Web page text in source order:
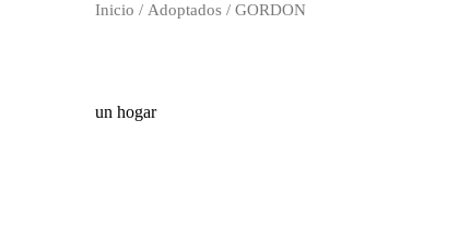
Inicio / Adoptados / GORDON
un hogar